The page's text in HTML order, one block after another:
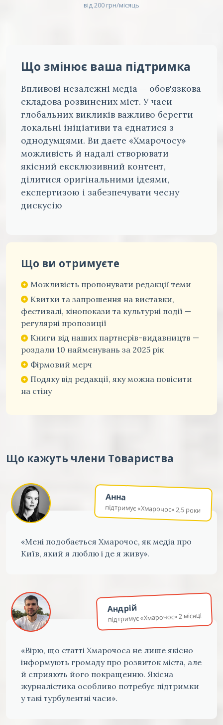
від 200 грн/місяць
Що змінює ваша підтримка
Впливові незалежні медіа — обов'язкова
складова розвинених міст. У часи
глобальних викликів важливо берегти
локальні ініціативи та єднатися з
однодумцями. Ви даєте «Хмарочосу»
можливість й надалі створювати
якісний ексклюзивний контент,
ділитися оригінальними ідеями,
експертизою і забезпечувати чесну
дискусію
Що ви отримуєте
Можливість пропонувати редакції теми
Квитки та запрошення на виставки,
фестивалі, кінопокази та культурні події —
регулярні пропозиції
Книги від наших партнерів-видавництв —
роздали 10 найменувань за 2025 рік
Фірмовий мерч
Подяку від редакції, яку можна повісити
на стіну
Що кажуть члени Товариства
Анна
підтримує «Хмарочос» 2,5 роки
«Мені подобається Хмарочос, як медіа про
Київ, який я люблю і де я живу».
Андрій
підтримує «Хмарочос» 2 місяці
«Вірю, що статті Хмарочоса не лише якісно
інформують громаду про розвиток міста, але
й сприяють його покращенню. Якісна
журналістика особливо потребує підтримки
у такі турбулентні часи».